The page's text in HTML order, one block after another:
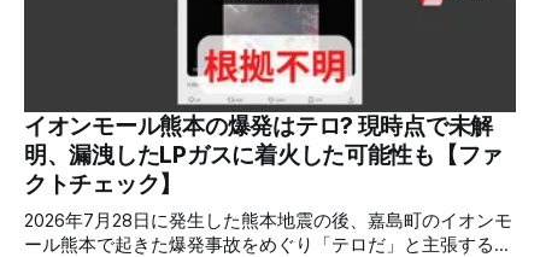
イオンモール熊本の爆発はテロ? 現時点で未解
明、漏洩したLPガスに着火した可能性も【ファ
クトチェック】
2026年7月28日に発生した熊本地震の後、嘉島町のイオンモ
ール熊本で起きた爆発事故をめぐり「テロだ」と主張する投